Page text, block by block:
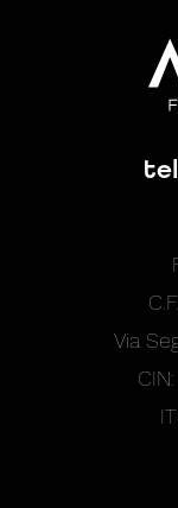
Via